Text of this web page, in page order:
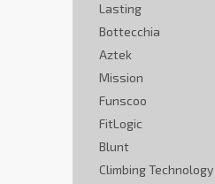
Lasting
Bottecchia
Aztek
Mission
Funscoo
FitLogic
Blunt
Climbing Technology